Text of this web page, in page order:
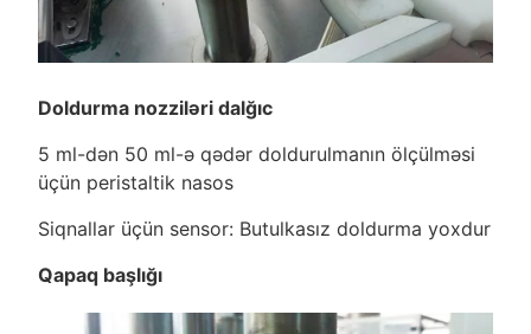
Doldurma nozziləri dalğıc
5 ml-dən 50 ml-ə qədər doldurulmanın ölçülməsi
üçün peristaltik nasos
Siqnallar üçün sensor: Butulkasız doldurma yoxdur
Qapaq başlığı